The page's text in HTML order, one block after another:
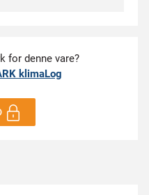
for denne vare?
klimaLog